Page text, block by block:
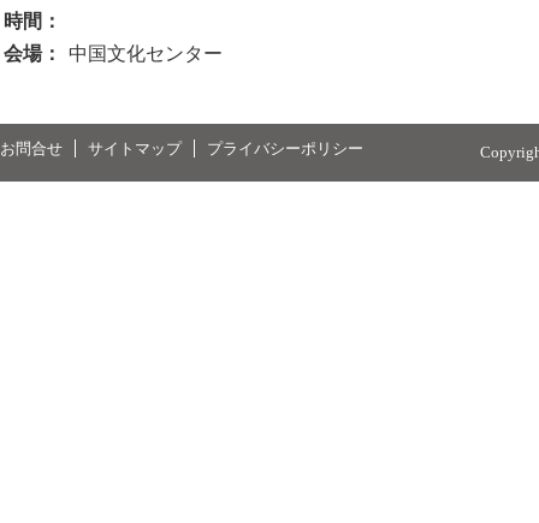
時間：
会場：
中国文化センター
お問合せ サイトマップ プライバシーポリシー